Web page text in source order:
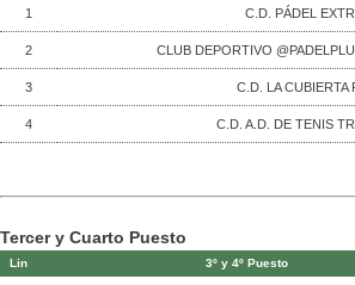
1 C.D. PÁDEL
2 CLUB DEPORTIVO
3 C.D. LA CUBIERTA
4 C.D. A.D. DE TENIS
Tercer y Cuarto Puesto
Lin 3º y 4º Puesto